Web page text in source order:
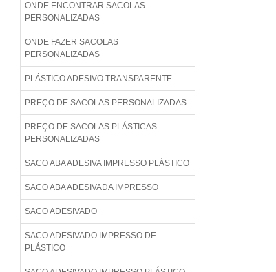
ONDE ENCONTRAR SACOLAS
PERSONALIZADAS
ONDE FAZER SACOLAS
PERSONALIZADAS
PLÁSTICO ADESIVO TRANSPARENTE
PREÇO DE SACOLAS PERSONALIZADAS
PREÇO DE SACOLAS PLÁSTICAS
PERSONALIZADAS
SACO ABA ADESIVA IMPRESSO PLÁSTICO
SACO ABA ADESIVADA IMPRESSO
SACO ADESIVADO
SACO ADESIVADO IMPRESSO DE
PLÁSTICO